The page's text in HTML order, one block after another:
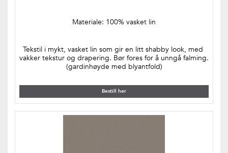
Materiale: 100% vasket lin
Tekstil i mykt, vasket lin som gir en litt shabby look, med
vakker tekstur og drapering. Bør fores for å unngå falming.
(gardinhøyde med blyantfold)
Bestill her